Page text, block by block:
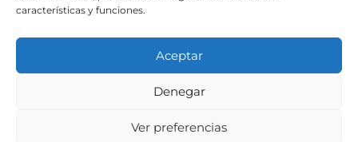
características y funciones.
Aceptar
Denegar
Ver preferencias
Condiciones generales de venta